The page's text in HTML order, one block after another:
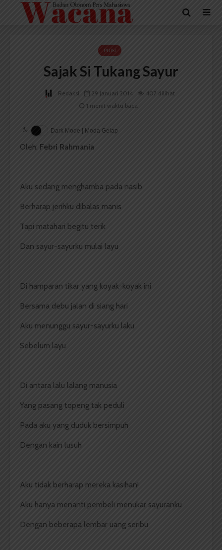
PUISI
Sajak Si Tukang Sayur
Redaksi 29 Januari 2014
407 dilihat
1 menit waktu baca
Dark Mode | Moda Gelap
Oleh: Febri Rahmania
Aku sedang menghamba pada nasib
Berharap jerihku dibalas manis
Tapi matahari begitu terik
Dan sayur-sayurku mulai layu
Di hamparan tikar yang koyak-koyak ini
Bersama debu jalan di siang hari
Aku menunggu sayur-sayurku laku
Sebelum layu
Di antara lalu lalang manusia
Yang pasang topeng tak peduli
Pada aku yang duduk bersimpuh
Dengan kain lusuh
Aku tidak berharap mereka kasihan!
Aku hanya menanti pembeli menukar sayuranku
Dengan beberapa lembar uang seribu